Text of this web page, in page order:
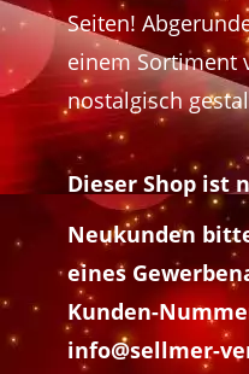
Seiten!
einem Sortiment
nostalgisch
Dieser Shop ist
Neukunden
eines
Kunden-
info@sellmer-